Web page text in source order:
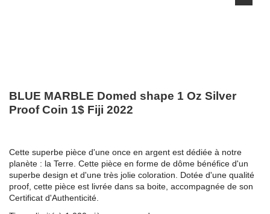
BLUE MARBLE Domed shape 1 Oz Silver
Proof Coin 1$ Fiji 2022
Cette superbe pièce d'une once en argent est dédiée à notre
planète : la Terre. Cette pièce en forme de dôme bénéfice d'un
superbe design et d'une très jolie coloration. Dotée d'une qualité
proof, cette pièce est livrée dans sa boite, accompagnée de son
Certificat d'Authenticité.